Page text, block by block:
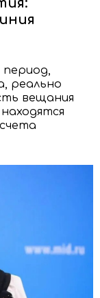
период,
реально
вещания